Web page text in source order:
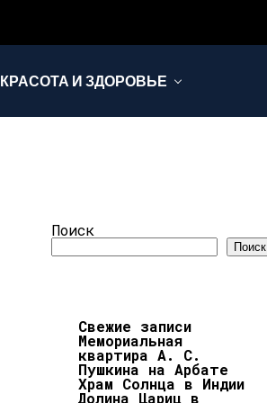
КРАСОТА И ЗДОРОВЬЕ
Поиск
Поиск
Свежие записи
Мемориальная
квартира А. С.
Пушкина на Арбате
Храм Солнца в Индии
Долина Цариц в